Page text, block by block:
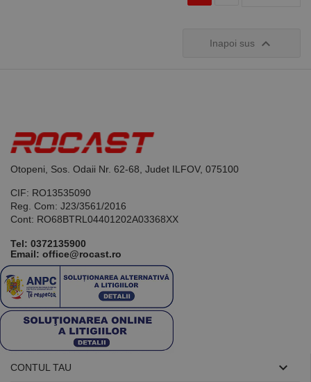
Inapoi sus 
Otopeni, Sos. Odaii Nr. 62-68, Judet ILFOV, 075100
CIF: RO13535090
Reg. Com: J23/3561/2016
Cont: RO68BTRL04401202A03368XX
Tel: 0372135900
Email: office@rocast.ro
CONTUL TAU 